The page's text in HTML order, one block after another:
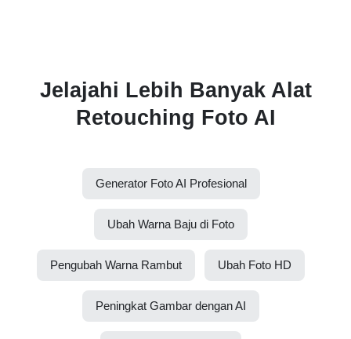
Jelajahi Lebih Banyak Alat
Retouching Foto AI
Generator Foto AI Profesional
Ubah Warna Baju di Foto
Pengubah Warna Rambut Ubah Foto HD
Peningkat Gambar dengan AI